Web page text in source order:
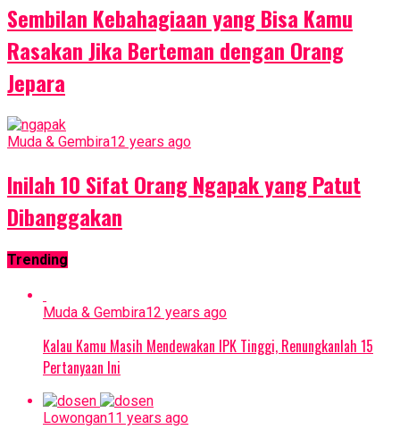
Sembilan Kebahagiaan yang Bisa Kamu
Rasakan Jika Berteman dengan Orang
Jepara
Muda & Gembira12 years ago
Inilah 10 Sifat Orang Ngapak yang Patut
Dibanggakan
Trending
Muda & Gembira12 years ago
Kalau Kamu Masih Mendewakan IPK Tinggi, Renungkanlah 15
Pertanyaan Ini
Lowongan11 years ago